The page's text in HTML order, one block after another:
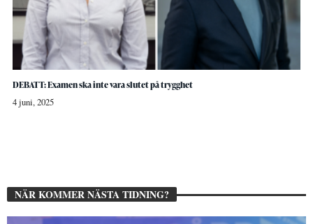
DEBATT: Examen ska inte vara slutet på trygghet
4 juni, 2025
NÄR KOMMER NÄSTA TIDNING?